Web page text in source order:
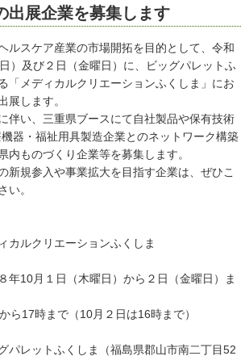
出展企業を募集します
ルスケア産業の市場開拓を目的として、令和
）及び２日（金曜日）に、ビッグパレットふ
「メディカルクリエーションふくしま」にお
展します。
伴い、三重県ブースにて自社製品や保有技術
器・福祉用具製造企業とのネットワーク構築
内ものづくり企業等を募集します。
新規参入や事業拡大を目指す企業は、ぜひこ
い。
ルクリエーションふくしま
10月１日（木曜日）から２日（金曜日）ま
で（10月２日は16時まで）
ットふくしま（福島県郡山市南二丁目52